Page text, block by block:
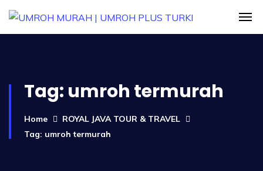
Tag: umroh termurah
Home
ROYAL JAVA TOUR & TRAVEL
Tag: umroh termurah